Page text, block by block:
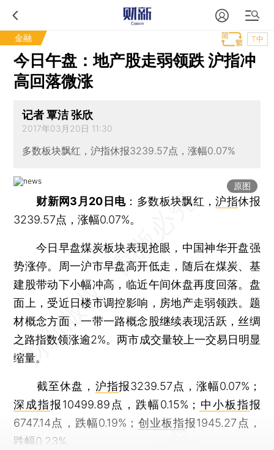
金融 T中
今日午盘：地产股走弱领跌 沪指冲
高回落微涨
记者 覃洁 张欣
2017年03月20日 11:30
多数板块飘红，沪指休报3239.57点，涨幅0.07%
原图
财新网3月20日电：多数板块飘红，沪指休报
3239.57点，涨幅0.07%。
今日早盘煤炭板块表现抢眼，中国神华开盘强
势涨停。周一沪市早盘高开低走，随后在煤炭、基
建股带动下小幅冲高，临近午间休盘再度回落。盘
面上，受近日楼市调控影响，房地产走弱领跌。题
材概念方面，一带一路概念股继续表现活跃，丝绸
之路指数领涨逾2%。两市成交量较上一交易日明显
缩量。
截至休盘， 沪指报3239.57点，涨幅0.07%；
深成指报10499.89点，跌幅0.15%； 中小板指报
6747.14点，跌幅0.19%； 创业板指报1945.27点，
跌幅0.23%。